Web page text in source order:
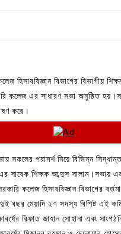
হিসাববিজ্ঞান বিভাগের বিভাগীয়
কলেজ এর সাধারণ সভা অনুষ্ঠিত
করে।
সকলের পরামর্শ নিয়ে বিভিন্ন
সাবেক শিক্ষক আব্দুস সালাম।সভায়
কলেজ হিসাববিজ্ঞান বিভাগের
মেয়াদি ২৭ সদস্য বিশিষ্ট এই
রিফাত জাহান সোহানা এবং
আজ; ১৭টি
ভোটযুদ্ধে
In